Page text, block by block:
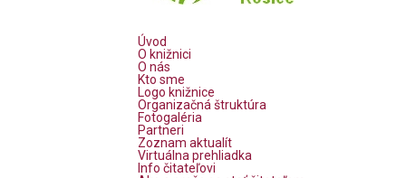
Úvod
O knižnici
O nás
Kto sme
Logo knižnice
Organizačná štruktúra
Fotogaléria
Partneri
Zoznam aktualít
Virtuálna prehliadka
Info čitateľovi